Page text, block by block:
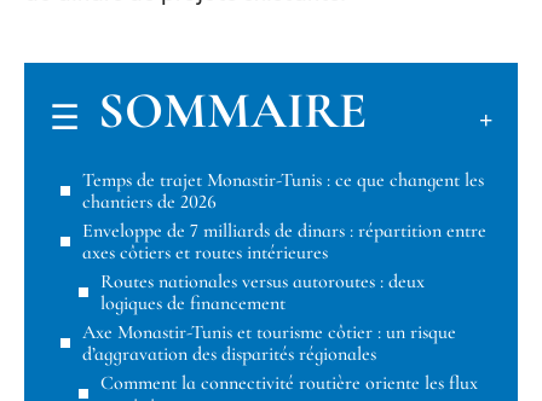
SOMMAIRE
Temps de trajet Monastir-Tunis : ce que changent les
chantiers de 2026
Enveloppe de 7 milliards de dinars : répartition entre
axes côtiers et routes intérieures
Routes nationales versus autoroutes : deux
logiques de financement
Axe Monastir-Tunis et tourisme côtier : un risque
d’aggravation des disparités régionales
Comment la connectivité routière oriente les flux